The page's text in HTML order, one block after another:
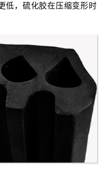
低，硫化胶在压缩变形时